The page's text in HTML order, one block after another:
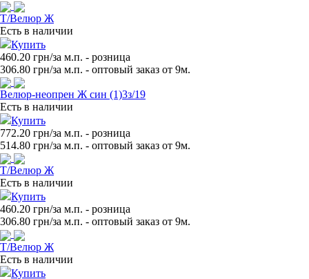
Т/Велюр Ж
Есть в наличии
Купить
460.20 грн/за м.п. - розница
306.80 грн/за м.п. - оптовый заказ от 9м.
Велюр-неопрен Ж син (1)3з/19
Есть в наличии
Купить
772.20 грн/за м.п. - розница
514.80 грн/за м.п. - оптовый заказ от 9м.
Т/Велюр Ж
Есть в наличии
Купить
460.20 грн/за м.п. - розница
306.80 грн/за м.п. - оптовый заказ от 9м.
Т/Велюр Ж
Есть в наличии
Купить